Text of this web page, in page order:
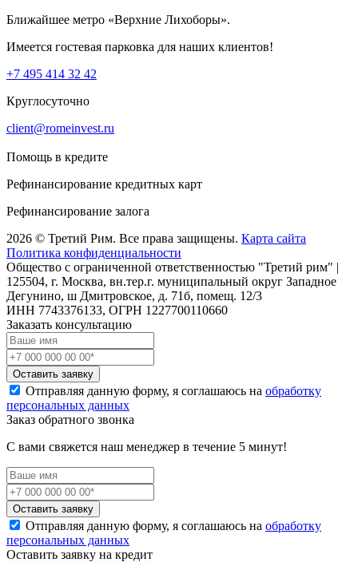
Ближайшее метро «Верхние Лихоборы».
Имеется гостевая парковка для наших клиентов!
+7 495 414 32 42
Круглосуточно
client@romeinvest.ru
Помощь в кредите
Рефинансирование кредитных карт
Рефинансирование залога
2026 © Третий Рим. Все права защищены. Карта сайта
Политика конфиденциальности
Общество с ограниченной ответственностью "Третий рим" |
125504, г. Москва, вн.тер.г. муниципальный округ Западное
Дегунино, ш Дмитровское, д. 71б, помещ. 12/3
ИНН 7743376133, ОГРН 1227700110660
Заказать консультацию
Оставить заявку
Отправляя данную форму, я соглашаюсь на обработку
персональных данных
Заказ обратного звонка
С вами свяжется наш менеджер в течение 5 минут!
Оставить заявку
Отправляя данную форму, я соглашаюсь на обработку
персональных данных
Оставить заявку на кредит